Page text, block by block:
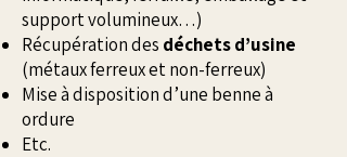
support volumineux…)
Récupération des déchets d’usine
(métaux ferreux et non-ferreux)
Mise à disposition d’une benne à
ordure
Etc.